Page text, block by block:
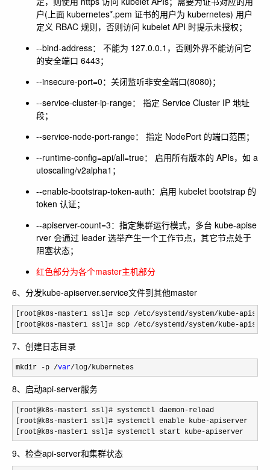
户(上面 kubernetes*.pem 证书的用户为 kubernetes) 用户
定义 RBAC 规则，否则访问 kubelet API 时提示未授权；
--bind-address： 不能为 127.0.0.1 ，否则外界不能访问它
的安全端口 6443；
--insecure-port=0：关闭监听非安全端口(8080)；
--service-cluster-ip-range： 指定 Service Cluster IP 地址
段；
--service-node-port-range： 指定 NodePort 的端口范围；
--runtime-config=api/all=true： 启用所有版本的 APIs，如 a
utoscaling/v2alpha1；
--enable-bootstrap-token-auth：启用 kubelet bootstrap 的
token 认证；
--apiserver-count=3：指定集群运行模式，多台 kube-apise
rver 会通过 leader 选举产生一个工作节点，其它节点处于
阻塞状态；
红色部分为各个master主机部分
6、分发kube-apiserver.service文件到其他master
[root@k8s-master1 ssl]# scp /etc/systemd/system/kube-
[root@k8s-master1 ssl]# scp /etc/systemd/system/kube-
7、创建日志目录
mkdir -p /var/log/kubernetes
8、启动api-server服务
[root@k8s-master1 ssl]# systemctl daemon-reload
[root@k8s-master1 ssl]# systemctl enable kube-apiserver
[root@k8s-master1 ssl]# systemctl start kube-apiserver
9、检查api-server和集群状态